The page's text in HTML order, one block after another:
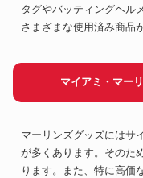
タグやバッティングヘル
さまざまな使用済み商品
マイアミ・マー
マーリンズグッズにはサ
が多くあります。そのた
ります。また、特に高価